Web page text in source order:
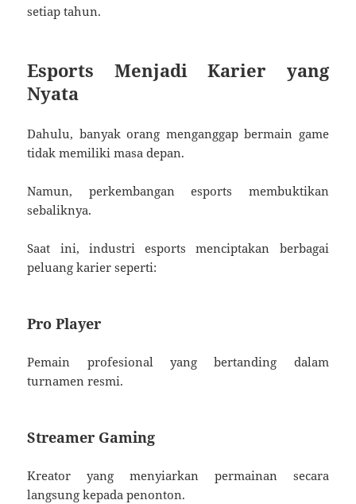
setiap tahun.
Esports Menjadi Karier yang
Nyata
Dahulu, banyak orang menganggap bermain game
tidak memiliki masa depan.
Namun, perkembangan esports membuktikan
sebaliknya.
Saat ini, industri esports menciptakan berbagai
peluang karier seperti:
Pro Player
Pemain profesional yang bertanding dalam
turnamen resmi.
Streamer Gaming
Kreator yang menyiarkan permainan secara
langsung kepada penonton.